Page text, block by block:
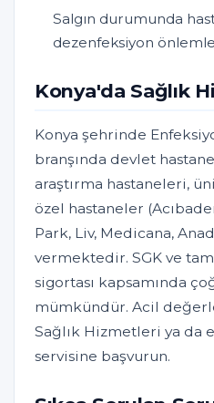
Salgın durumunda
dezenfeksiyon
Konya'da Sağlık
Konya şehrinde
branşında devlet
araştırma hastaneleri,
özel hastaneler
Park, Liv, Medicana,
vermektedir. SGK ve
sigortası kapsamında
mümkündür. Acil
Sağlık Hizmetleri ya da
servisine başvurun.